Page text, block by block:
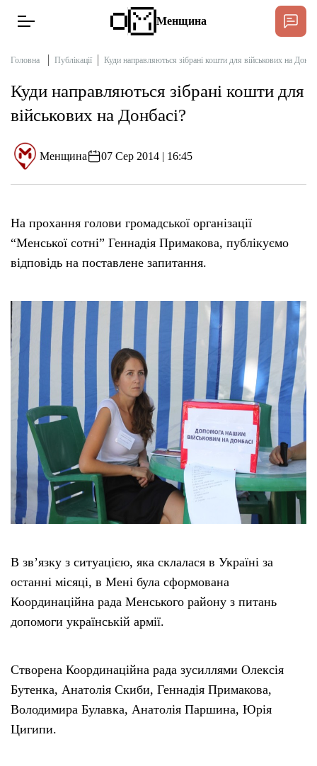
Новини
Інтерв’ю
Публікації
Про нас
Бюджет
Тендери
Довідник
Контакти
Рекламні прайси
Підтримати «місцевих»
Етичний кодекс
Підтримати
Менщина
Головна Публікації Куди направляються зібрані кошти для військових на
Куди направляються зібрані кошти для
військових на Донбасі?
Менщина 07 Сер 2014 | 16:45
На прохання голови громадської організації
“Менської сотні” Геннадія Примакова, публікуємо
відповідь на поставлене запитання.
В зв’язку з ситуацією, яка склалася в Україні за
останні місяці, в Мені була сформована
Координаційна рада Менського району з питань
допомоги українській армії.
Створена Координаційна рада зусиллями Олексія
Бутенка, Анатолія Скиби, Геннадія Примакова,
Володимира Булавка, Анатолія Паршина, Юрія
Цигипи.